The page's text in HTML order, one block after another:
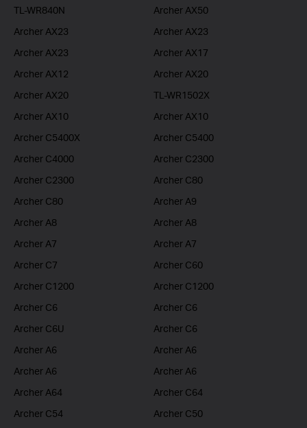
TL-WR840N
Archer AX50
Archer AX23
Archer AX23
Archer AX23
Archer AX17
Archer AX12
Archer AX20
Archer AX20
TL-WR1502X
Archer AX10
Archer AX10
Archer C5400X
Archer C5400
Archer C4000
Archer C2300
Archer C2300
Archer C80
Archer C80
Archer A9
Archer A8
Archer A8
Archer A7
Archer A7
Archer C7
Archer C60
Archer C1200
Archer C1200
Archer C6
Archer C6
Archer C6U
Archer C6
Archer A6
Archer A6
Archer A6
Archer A6
Archer A64
Archer C64
Archer C54
Archer C50